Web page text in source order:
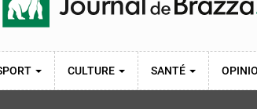
CULTURE SANTÉ